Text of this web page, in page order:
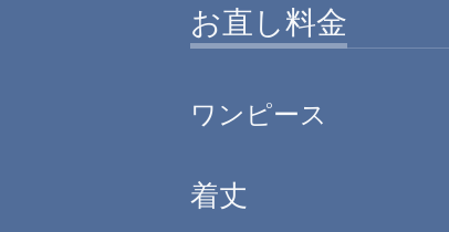
お直し料金
ワンピース
着丈